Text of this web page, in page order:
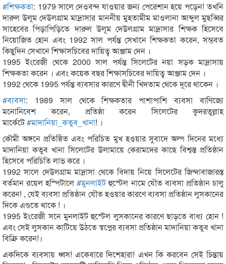
#শিক্ষকতা: 1979 সালে দেওবন্দ যাওয়ার জন্য পেরেশান হয়ে পড়েন! তখনি
দারুল উলূম দেউলগ্রাম মাদ্রাসার মাননীয় মুহতামীম মাওলানা আব্দুল মুছব্বির
সাহেবের পিড়াপিড়িতে দারুল উলূম দেউলগ্রাম মাদ্রাসার শিক্ষক হিসেবে
নিয়োজিত হোন এবং 1992 সাল পর্যন্ত সেখানে শিক্ষকতা করেন, সম্ভবত
কিছুদিন সেখানে শিক্ষাসচিবের দায়িত্ব আঞ্জাম দেন ।
1995 ইংরেজী থেকে 2000 সাল পর্যন্ত সিলেটের নয়া সড়ক মাদ্রাসায়
শিক্ষকতা করেন । এবং কয়েক বছর শিক্ষাসচিবের দায়িত্ব আঞ্জাম দেন ।
1992 থেকে 1995 পর্যন্ত ব্যবসার কারণে দ্বীনী খিদতাম থেকে দূরে থাকেন ।
#ব্যবসা: 1989 সাল থেকে শিক্ষকতার পাশাপাশি ব্যবসা বাণিজ্যে
মনোনিবেশ করেন, প্রতিষ্ঠা করেন সিলেটের কুদরতুল্লাহ
মার্কেটে#মাদানিয়া_কতুব_খানা! ।
কৌমী অঙ্গনে প্রতিষ্ঠিত এবং পরিচিত মুখ হওয়ার সুবাদে অল্প দিনের মধ্যে
মাদানিয়া কতুব খানা সিলেটের উলামায়ে কেরামদের কাছে বিশ্বস্ত প্রতিষ্ঠান
হিসেবে পরিচিতি লাভ করে ।
1992 সালে দেউলগ্রাম মাদ্রাসা থেকে বিদায় নিয়ে সিলেটের জিন্দাবাজারস্ত
বর্তমান রয়েল হস্পিটালে#মুনলাইটহুস্টেল নামে যৌত ব্যবসা প্রতিষ্ঠান চালু
করেন! , যেই ব্যবসা প্রতিষ্ঠান যৌত হওয়ার কারণে ব্যবসা প্রতিষ্ঠান লুসকানের
দিকে এগুতে থাকে ! ।
1995 ইংরেজী সনে মুনলাইট হুস্টেল লুসকানের কারণে ছাড়তে বাধ্য হোন !
এবং সেই লুসকান কাটিয়ে উঠতে স্বপ্নের ব্যবসা প্রতিষ্ঠান মাদানিয়া কতুব খানা
বিক্রি করেন!।
একদিকে ব্যবসায় ধ্বস! একেবারে দিশেহারা! এখন কি করবেন সেই চিন্তায়